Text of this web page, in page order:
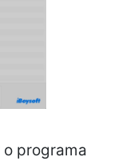
programa